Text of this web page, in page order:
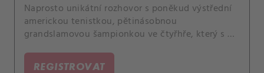
Naprosto unikátní rozhovor s poněkud výstřední
americkou tenistkou, pětinásobnou
grandslamovou šampionkou ve čtyřhře, který s ní
expertka CANAL+ Sport.
REGISTROVAT